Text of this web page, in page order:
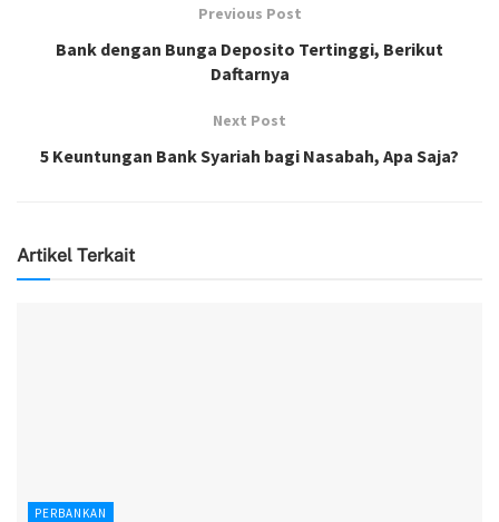
Previous Post
Bank dengan Bunga Deposito Tertinggi, Berikut
Daftarnya
Next Post
5 Keuntungan Bank Syariah bagi Nasabah, Apa Saja?
Artikel Terkait
PERBANKAN